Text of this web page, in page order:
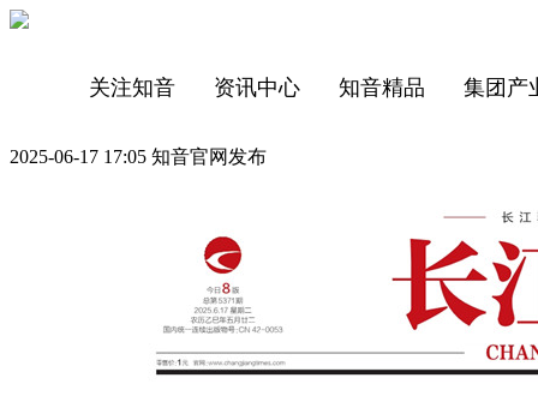
关注知音 资讯中心 知音精品 集团产
2025-06-17 17:05 知音官网发布